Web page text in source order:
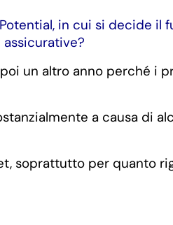
in cui si decide il
assicurative?
un altro anno perché i
a causa di
soprattutto per quanto